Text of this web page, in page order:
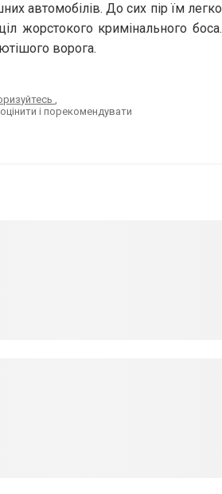
автомобілів. До сих пір їм легко
жорстокого кримінального боса.
ворога.
,
і порекомендувати